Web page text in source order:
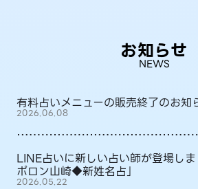
お知らせ
NEWS
有料占いメニューの販売終了のお知
2026.06.08
LINE占いに新しい占い師が登場し
ポロン山崎◆新姓名占」
2026.05.22